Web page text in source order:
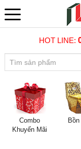
HOT LINE:
Combo
Khuyến Mãi